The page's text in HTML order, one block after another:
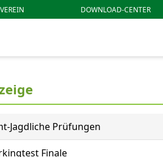
VEREIN DOWNLOAD-CENTER
Jagdliche Prüfungen
Finale